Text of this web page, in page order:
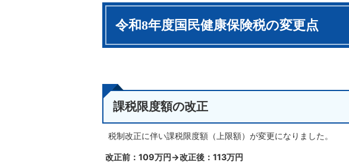
令和8年度国民健康保険税の変更点
課税限度額の改正
税制改正に伴い課税限度額（上限額）が変更になりました。
改正前：109万円→改正後：113万円